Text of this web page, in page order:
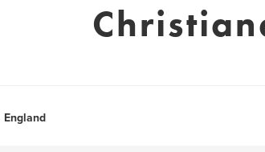
England